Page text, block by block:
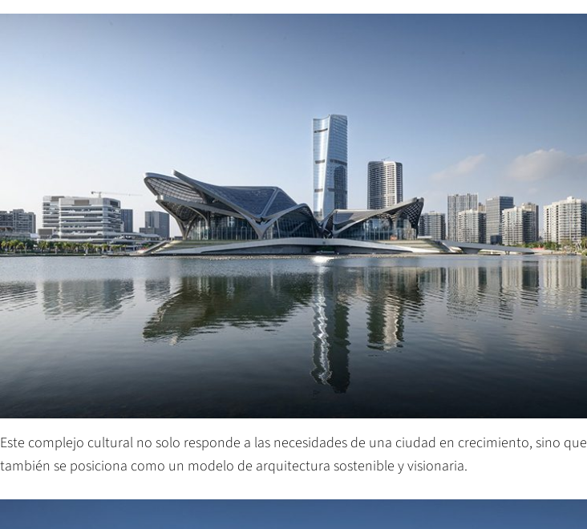
Este complejo cultural no solo responde a las necesidades de una ciudad en crecimiento, sino que
también se posiciona como un modelo de arquitectura sostenible y visionaria.